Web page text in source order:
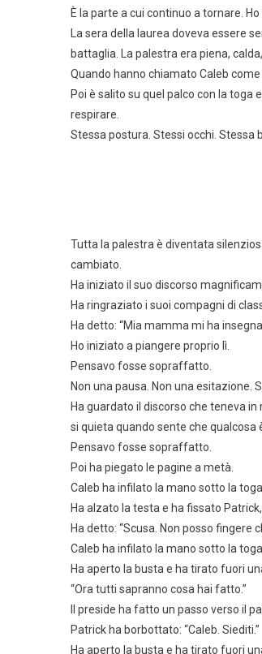
È la parte a cui continuo a tornare.
La sera della laurea doveva essere
battaglia. La palestra era piena,
Quando hanno chiamato Caleb
Poi è salito su quel palco con la toga
respirare.
Stessa postura. Stessi occhi. Stessa
Tutta la palestra è diventata
cambiato.
Ha iniziato il suo discorso
Ha ringraziato i suoi compagni di
Ha detto: “Mia mamma mi ha
Ho iniziato a piangere proprio lì.
Pensavo fosse sopraffatto.
Non una pausa. Non una esitazione.
Ha guardato il discorso che teneva
si quieta quando sente che qualcosa
Pensavo fosse sopraffatto.
Poi ha piegato le pagine a metà.
Caleb ha infilato la mano sotto la
Ha alzato la testa e ha fissato
Ha detto: “Scusa. Non posso fingere
Caleb ha infilato la mano sotto la
Ha aperto la busta e ha tirato fuori
“Ora tutti sapranno cosa hai fatto.”
Il preside ha fatto un passo verso il
Patrick ha borbottato: “Caleb. Siediti.”
Ha aperto la busta e ha tirato fuori